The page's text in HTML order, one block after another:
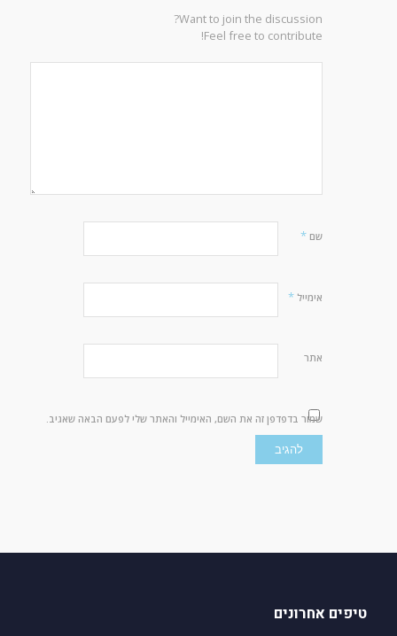
Want to join the discussion?
Feel free to contribute!
שם *
אימייל *
אתר
שמור בדפדפן זה את השם, האימייל והאתר שלי לפעם הבאה שאגיב.
טיפים אחרונים